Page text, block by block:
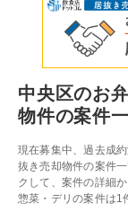
中央区のお
物件の案件
現在募集中、過去成
抜き売却物件の案件
クして、案件の詳細
惣菜・デリの案件は1